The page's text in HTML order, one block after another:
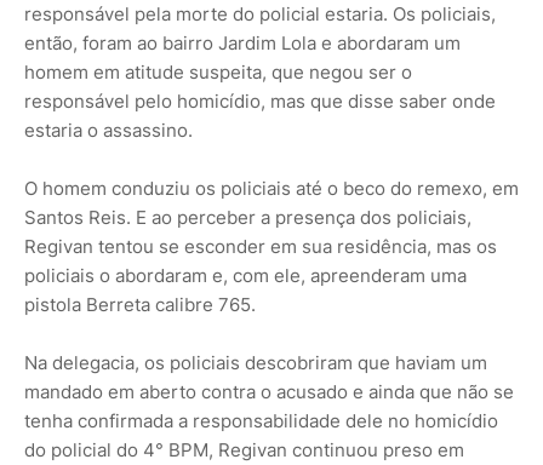
responsável pela morte do policial estaria. Os policiais,
então, foram ao bairro Jardim Lola e abordaram um
homem em atitude suspeita, que negou ser o
responsável pelo homicídio, mas que disse saber onde
estaria o assassino.
O homem conduziu os policiais até o beco do remexo, em
Santos Reis. E ao perceber a presença dos policiais,
Regivan tentou se esconder em sua residência, mas os
policiais o abordaram e, com ele, apreenderam uma
pistola Berreta calibre 765.
Na delegacia, os policiais descobriram que haviam um
mandado em aberto contra o acusado e ainda que não se
tenha confirmada a responsabilidade dele no homicídio
do policial do 4° BPM, Regivan continuou preso em